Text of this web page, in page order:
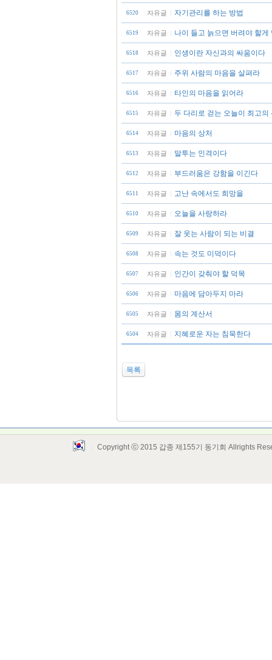
6520 자유글 자기관리를 하는 방법
6519 자유글 나이 들고 늙으면 버려야 할게
6518 자유글 인생이란 자신과의 싸움이다
6517 자유글 주위 사람의 마음을 살펴라
6516 자유글 타인의 마음을 읽어라
6515 자유글 두 다리로 걷는 오늘이 최고의
6514 자유글 마음의 상처
6513 자유글 말투는 인격이다
6512 자유글 부드러움은 강함을 이긴다
6511 자유글 고난 속에서도 희망을
6510 자유글 오늘을 사랑하라
6509 자유글 잘 웃는 사람이 되는 비결
6508 자유글 속는 것도 미덕이다
6507 자유글 인간이 갖춰야 할 덕목
6506 자유글 마음에 담아두지 마라
6505 자유글 몸의 계산서
6504 자유글 지혜로운 자는 침묵한다
목록
Copyright ⓒ 2015 갑종 제155기 동기회 Allrights